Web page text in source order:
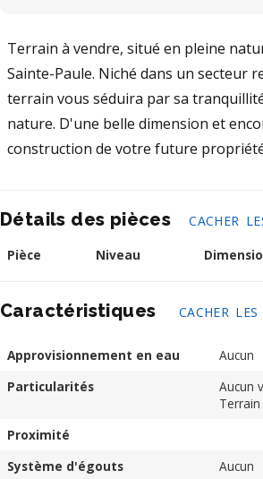
Terrain à vendre, situé en pleine
Sainte-Paule. Niché dans un secteur
terrain vous séduira par sa
nature. D'une belle dimension et
construction de votre future
Détails des pièces
CACHER
Pièce
Niveau
Caractéristiques CACHER
Approvisionnement en eau
Aucun
Particularités
Aucun
Proximité
Système d'égouts
Aucun